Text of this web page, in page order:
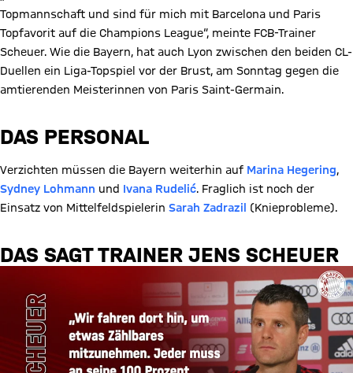
Topmannschaft und sind für mich mit Barcelona und Paris
Topfavorit auf die Champions League“, meinte FCB-Trainer
Scheuer. Wie die Bayern, hat auch Lyon zwischen den beiden CL-
Duellen ein Liga-Topspiel vor der Brust, am Sonntag gegen die
amtierenden Meisterinnen von Paris Saint-Germain.
DAS PERSONAL
Verzichten müssen die Bayern weiterhin auf Marina Hegering,
Sydney Lohmann und Ivana Rudelić. Fraglich ist noch der
Einsatz von Mittelfeldspielerin Sarah Zadrazil (Knieprobleme).
DAS SAGT TRAINER JENS SCHEUER